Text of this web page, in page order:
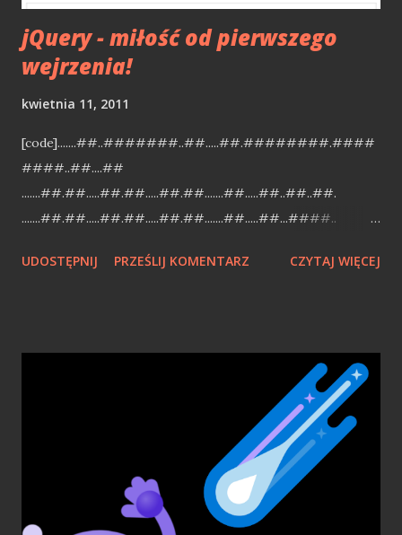
jQuery - miłość od pierwszego
wejrzenia!
kwietnia 11, 2011
[code].......##..#######..##.....##.########.####
####..##....##
.......##.##.....##.##.....##.##.......##.....##..##..##.
.......##.##.....##.##.....##.##.......##.....##...####..
.. .##....##.##..##.##.##.....##.##.......##...##......##...
podzielić sie z Wami, pięknem jQuery [1] (dalej jq). Kilka
miesięcy temu skandyn dodał wpis , w którym przedstawił
pobieżnie, jak zrobić prosta galerię z jq, bez zagłębiania i
wstępnej prezentacji geniuszu jq:). Tutaj chciałbym ogólnie
zaprezentować jq, dla niewtajemniczonych (są jeszcze
tacy?:)). Czym jest jq? Można powiedzieć, iż jest to
biblioteka do Java Script (dalej js), która, pomaga w
UDOSTĘPNIJ PRZEŚLIJ KOMENTARZ CZYTAJ WIĘCEJ